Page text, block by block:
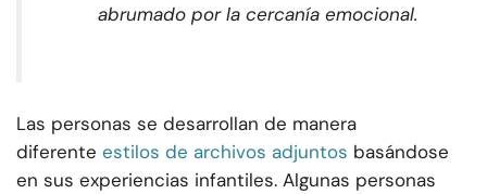
abrumado por la cercanía emocional.
Las personas se desarrollan de manera
diferente estilos de archivos adjuntos basándose
en sus experiencias infantiles. Algunas personas